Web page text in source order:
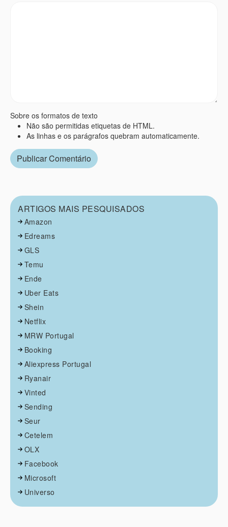
Sobre os formatos de texto
Não são permitidas etiquetas de HTML.
As linhas e os parágrafos quebram automaticamente.
ARTIGOS MAIS PESQUISADOS
Amazon
Edreams
GLS
Temu
Ende
Uber Eats
Shein
Netflix
MRW Portugal
Booking
Aliexpress Portugal
Ryanair
Vinted
Sending
Seur
Cetelem
OLX
Facebook
Microsoft
Universo